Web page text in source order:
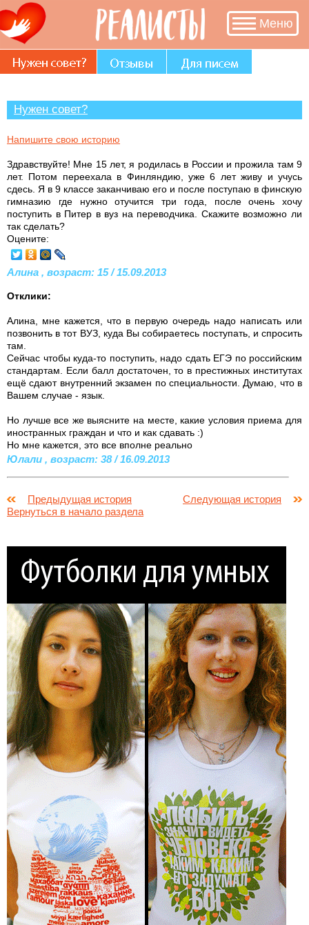
Меню
Нужен совет?
Напишите свою историю
Здравствуйте! Мне 15 лет, я родилась в России и прожила там 9
лет. Потом переехала в Финляндию, уже 6 лет живу и учусь
сдесь. Я в 9 классе заканчиваю его и после поступаю в финскую
гимназию где нужно отучится три года, после очень хочу
поступить в Питер в вуз на переводчика. Скажите возможно ли
так сделать?
Оцените:
Алина , возраст: 15 / 15.09.2013
Отклики:
Алина, мне кажется, что в первую очередь надо написать или
позвонить в тот ВУЗ, куда Вы собираетесь поступать, и спросить
там.
Сейчас чтобы куда-то поступить, надо сдать ЕГЭ по российским
стандартам. Если балл достаточен, то в престижных институтах
ещё сдают внутренний экзамен по специальности. Думаю, что в
Вашем случае - язык.
Но лучше все же выясните на месте, какие условия приема для
иностранных граждан и что и как сдавать :)
Но мне кажется, это все вполне реально
Юлали , возраст: 38 / 16.09.2013
Предыдущая история
Следующая история
Вернуться в начало раздела